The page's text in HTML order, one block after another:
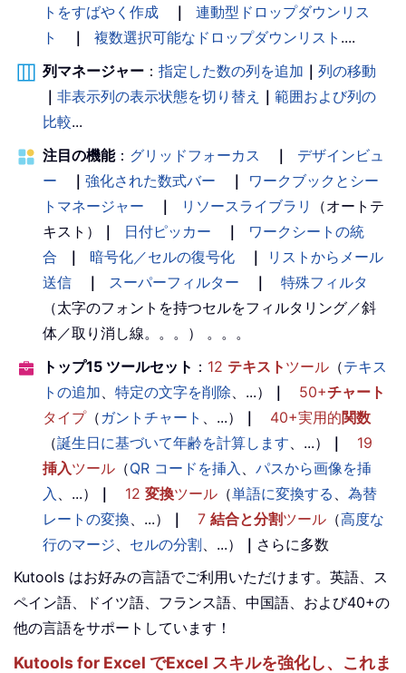
トをすばやく作成
｜
連動型ドロップダウンリス
ト
｜ 複数選択可能なドロップダウンリスト ....
列マネージャー ： 指定した数の列を追加 ｜ 列の移動
｜ 非表示列の表示状態を切り替え ｜ 範囲および列の
比較...
注目の機能： グリッドフォーカス ｜
デザインビュ
ー
｜ 強化された数式バー ｜
ワークブックとシー
トマネージャー
｜ リソースライブラリ
（オートテ
キスト）
｜ 日付ピッカー ｜
ワークシートの統
合
｜ 暗号化／セルの復号化 ｜
リストからメール
送信
｜ スーパーフィルター ｜
特殊フィルタ
（太字のフォントを持つセルをフィルタリング／斜
体／取り消し線。。。） 。。。
トップ15 ツールセット ： 12 テキスト ツール （テキス
トの追加
特定の文字を削除 、...） ｜ 50+チャート
タイプ（ ガントチャート 、...） ｜ 40+実用的関数
（誕生日に基づいて年齢を計算します 、...） ｜
19
挿入ツール （QR コードを挿入
パスから画像を挿
入
、...） ｜ 12 変換ツール （単語に変換する
為替
レートの変換 、...） ｜ 7 結合と分割ツール （高度な
行のマージ
セルの分割 、...） ｜ さらに多数
Kutools はお好みの言語でご利用いただけます。英語、ス
ペイン語、ドイツ語、フランス語、中国語、および40+の
他の言語をサポートしています！
Kutools for Excel でExcel スキルを強化し、これま